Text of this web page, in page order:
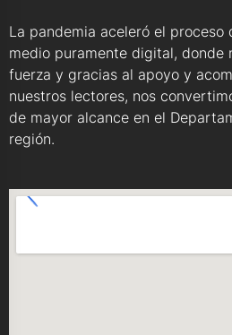
La pandemia aceleró el proceso
medio puramente digital, donde
fuerza y gracias al apoyo y
nuestros lectores, nos
de mayor alcance en el
región.